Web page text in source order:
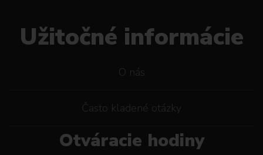
Užitočné informácie
O nás
Často kladené otázky
Otváracie hodiny